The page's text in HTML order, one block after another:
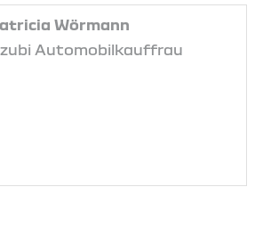
Wörmann
Automobilkauffrau